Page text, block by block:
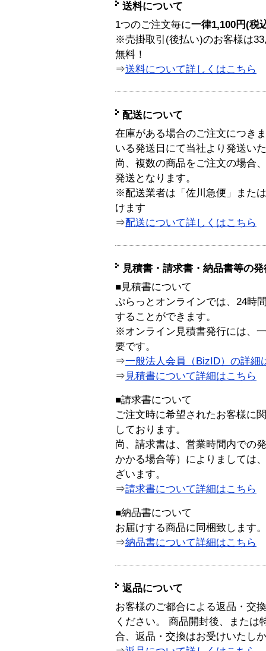
送料について
1つのご注文毎に一律1,100円(税
※売掛取引(後払い)のお客様は
無料！
⇒送料について詳しくはこちら
配送について
在庫がある場合のご注文につき
いる発送日にて当社より発送い
尚、複数の商品をご注文の場合
発送となります。
※配送業者は「佐川急便」また
けます
⇒配送について詳しくはこちら
見積書・請求書・納品書等の
■見積書について
ぷらっとオンラインでは、24時
することができます。
※オンライン見積書発行には、
要です。
⇒一般法人会員（BizID）の詳細
⇒ 見積書について詳細はこちら
■請求書について
ご注文時に希望されたお客様に
しております。
尚、請求書は、営業時間内での
かかる場合等）によりましては
ざいます。
⇒請求書について詳細はこちら
■納品書について
お届けする商品に同梱致します。
⇒納品書について詳細はこちら
返品について
お客様のご都合による返品・交
ください。 商品開封後、または
合、返品・交換はお受けいたし